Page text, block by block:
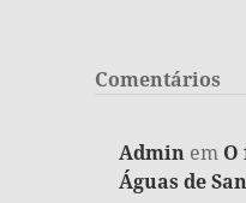
Comentários
Admin em O
Águas de